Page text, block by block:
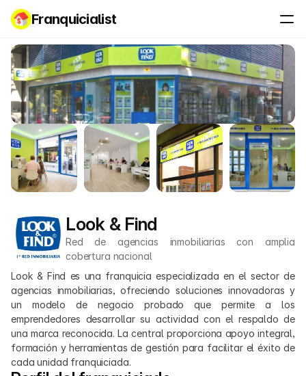
Franquicialist
Look & Find
Red de agencias inmobiliarias con amplia
cobertura nacional
Look & Find es una franquicia especializada en el sector de
agencias inmobiliarias, ofreciendo soluciones innovadoras y
un modelo de negocio probado que permite a los
emprendedores desarrollar su actividad con el respaldo de
una marca reconocida. La central proporciona apoyo integral,
formación y herramientas de gestión para facilitar el éxito de
cada unidad franquiciada.